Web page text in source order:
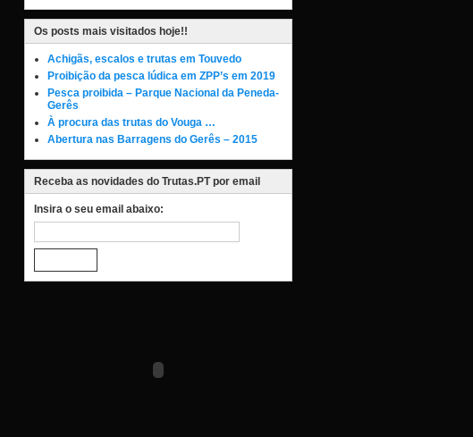
Os posts mais visitados hoje!!
Achigãs, escalos e trutas em Touvedo
Proibição da pesca lúdica em ZPP’s em 2019
Pesca proibida – Parque Nacional da Peneda-
Gerês
À procura das trutas do Vouga …
Abertura nas Barragens do Gerês – 2015
Receba as novidades do Trutas.PT por email
Insira o seu email abaixo: